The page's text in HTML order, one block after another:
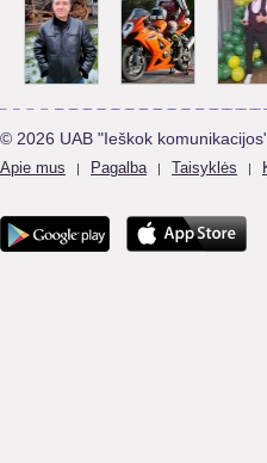
© 2026 UAB "Ieškok
Apie mus | Pagalba | Taisyklės |